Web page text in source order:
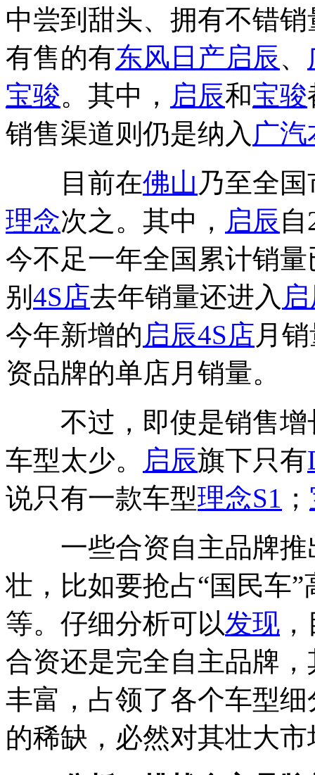
中尝到甜头、拥有不错
有售的有东风日产启辰、
宝骏。其中， 启辰和宝骏
销售渠道则仍是纳入 广
目前在佛山 乃至全
理念次之。其中， 启辰
今不足一年全国累计销
别 4S店去年销量还进入
今年新增的 启辰4S店月
资品牌的单店月销量。
不过，即使是销售增
车型太少。
启辰旗下只有
说只有一款车型理念S1 ；
一些合资自主品牌推
壮，比如要抢占“国民车
等。仔细分析可以发现
合资还是完全自主品牌
丰富，占领了各个车型
的稀缺，必然对其壮大